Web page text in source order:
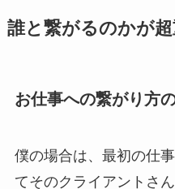
誰と繋がるのかが超
お仕事への繋がり方
僕の場合は、最初の仕
てそのクライアントさ